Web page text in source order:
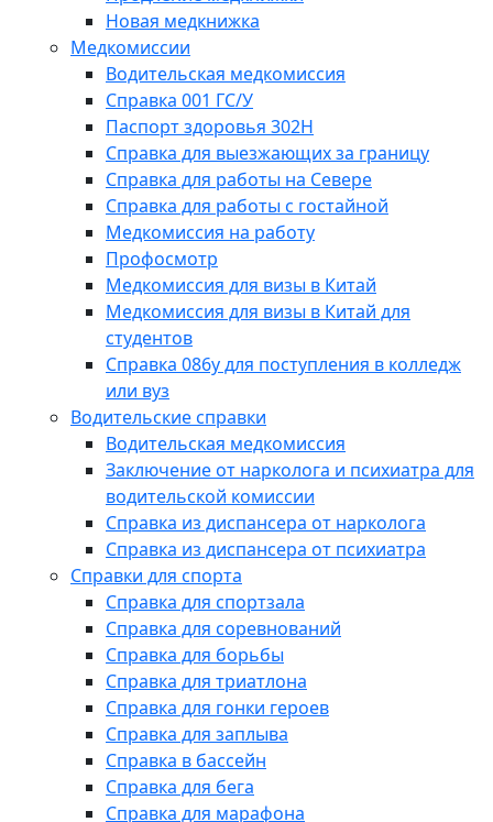
Новая медкнижка
Медкомиссии
Водительская медкомиссия
Справка 001 ГС/У
Паспорт здоровья 302Н
Справка для выезжающих за границу
Справка для работы на Севере
Справка для работы с гостайной
Медкомиссия на работу
Профосмотр
Медкомиссия для визы в Китай
Медкомиссия для визы в Китай для
студентов
Справка 086у для поступления в колледж
или вуз
Водительские справки
Водительская медкомиссия
Заключение от нарколога и психиатра для
водительской комиссии
Справка из диспансера от нарколога
Справка из диспансера от психиатра
Справки для спорта
Справка для спортзала
Справка для соревнований
Справка для борьбы
Справка для триатлона
Справка для гонки героев
Справка для заплыва
Справка в бассейн
Справка для бега
Справка для марафона